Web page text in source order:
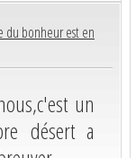
du bonheur est en
un
désert a